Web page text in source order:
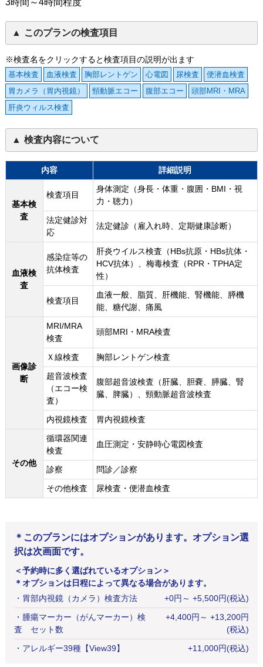
3時間～4時間程度
このプランの検査項目
※検査名をクリックすると検査項目の説明が出ます
基本検査 血液検査 胸部レントゲン 心電図 尿検査
便潜血検査
胃カメラ（胃内視鏡）
頸動脈エコー 腹部エコー
頭部MRI・MRA
肝炎ウィルス検査
検査内容について
内容 詳細説明
基本検
査
検査項目
身体測定（身長・体重・腹囲・BMI・視
力・聴力）
法定健診対
応
法定健診（雇入れ時、定期健康診断）
血液検
査
感染症等の
抗体検査
肝炎ウイルス検査（HBs抗原・HBs抗体・
HCV抗体）、梅毒検査（RPR・TPHA定
性）
検査項目
血液一般、脂質、肝機能、腎機能、膵機
能、糖代謝、痛風
画像診
断
MRI/MRA
検査
頭部MRI・MRA検査
Ｘ線検査
胸部レントゲン検査
超音波検査
（エコー検
査）
腹部超音波検査（肝臓、胆嚢、膵臓、腎
臓、脾臓）、頸動脈超音波検査
内視鏡検査 胃内視鏡検査
その他
循環器関連
検査
血圧測定・安静時心電図検査
診察
問診／診察
その他検査
尿検査・便潜血検査
＊このプランにはオプションがあります。オプション選
択は次画面です。
＜予約時に多く選ばれているオプション＞
＊オプションは日程によって異なる場合があります。
・ 胃部内視鏡（カメラ）検査方法 +0円 ～ +5,500円(税込)
・ 腫瘍マーカー（がんマーカー）検
査 セット数
+4,400円 ～ +13,200円
(税込)
・ アレルギー39種【View39】 +11,000円(税込)